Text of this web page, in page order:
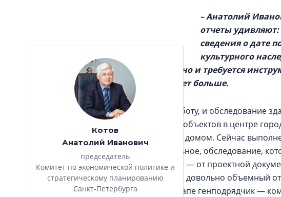
Котов
Анатолий Иванович
председатель
Комитет по экономической политике и
стратегическому планированию
Санкт-Петербурга
– Анатолий
отчеты
сведения о дате
культурного
визуальное обследование выполнено и требуется
рассчитывали, что конкретики будет больше.
– Мы ведем сложную, комплексную работу, и обследование
исчерпывающую картину о состоянии объектов в центре
оценить, как поступать с тем или иным домом. Сейчас
называемое визуальное, или камеральное, обследование,
пакета документов по каждому зданию — от проектной
и пр. По каждому объекту подготовлен довольно объемный
сжатая информация. На следующем этапе генподрядчик —